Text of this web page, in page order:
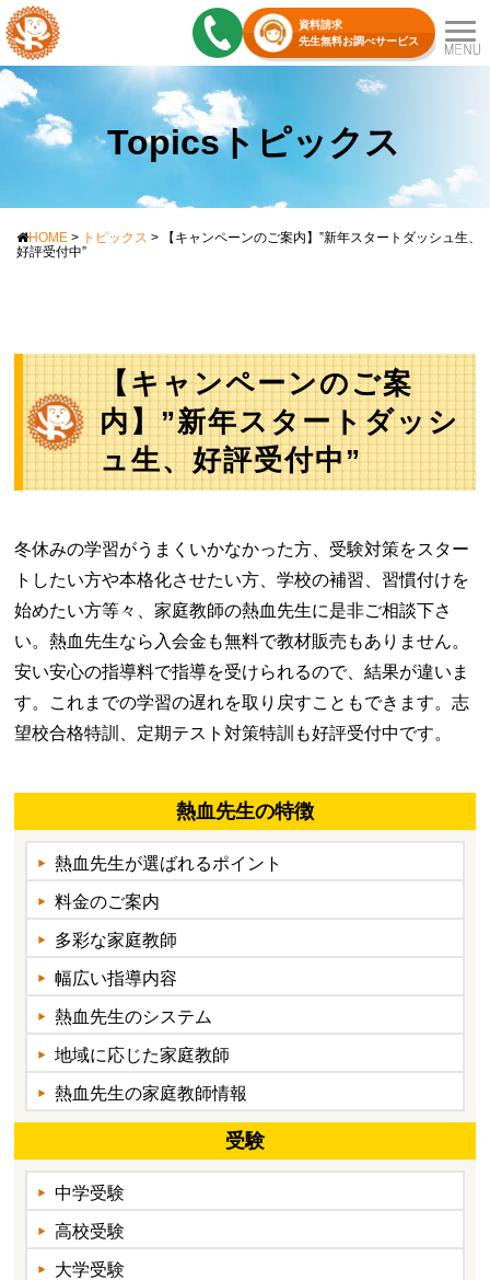
資料請求
先生無料お調べサービス
Topicsトピックス
HOME > トピックス >
【キャンペーンのご案内】”新年スタートダッシュ生、
好評受付中”
【キャンペーンのご案
内】”新年スタートダッシ
ュ生、好評受付中”
冬休みの学習がうまくいかなかった方、受験対策をスター
トしたい方や本格化させたい方、学校の補習、習慣付けを
始めたい方等々、家庭教師の熱血先生に是非ご相談下さ
い。熱血先生なら入会金も無料で教材販売もありません。
安い安心の指導料で指導を受けられるので、結果が違いま
す。これまでの学習の遅れを取り戻すこともできます。志
望校合格特訓、定期テスト対策特訓も好評受付中です。
熱血先生の特徴
熱血先生が選ばれるポイント
料金のご案内
多彩な家庭教師
幅広い指導内容
熱血先生のシステム
地域に応じた家庭教師
熱血先生の家庭教師情報
受験
中学受験
高校受験
大学受験